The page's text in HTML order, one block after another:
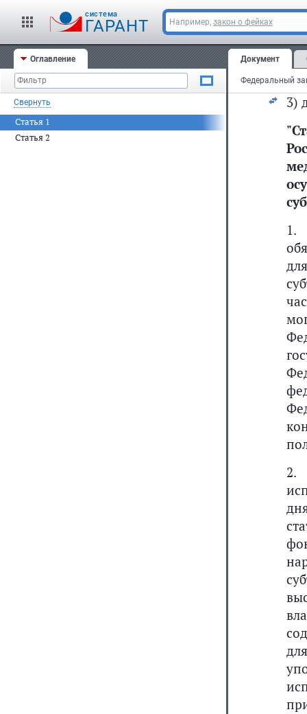
cистема
ГАРАНТ Например, закон о фейках
Оглавление
Свернуть
Статья 1
Статья 2
Документ
2)
3)
"
1.
2.